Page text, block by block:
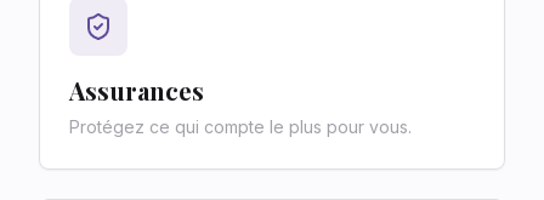
Assurances
Protégez ce qui compte le plus pour vous.